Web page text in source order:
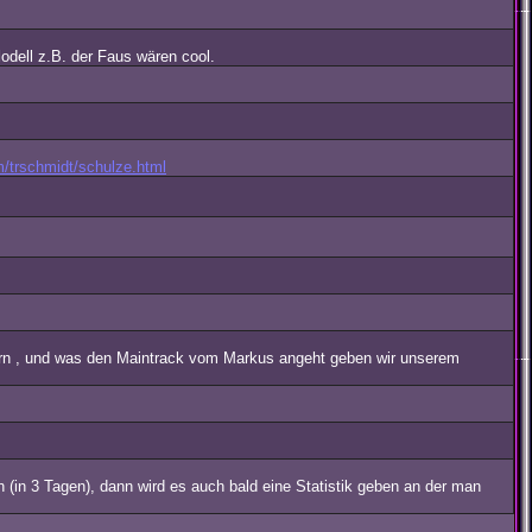
z.B. der Faus wären cool.
trschmidt/schulze.html
, und was den Maintrack vom Markus angeht geben wir unserem
3 Tagen), dann wird es auch bald eine Statistik geben an der man